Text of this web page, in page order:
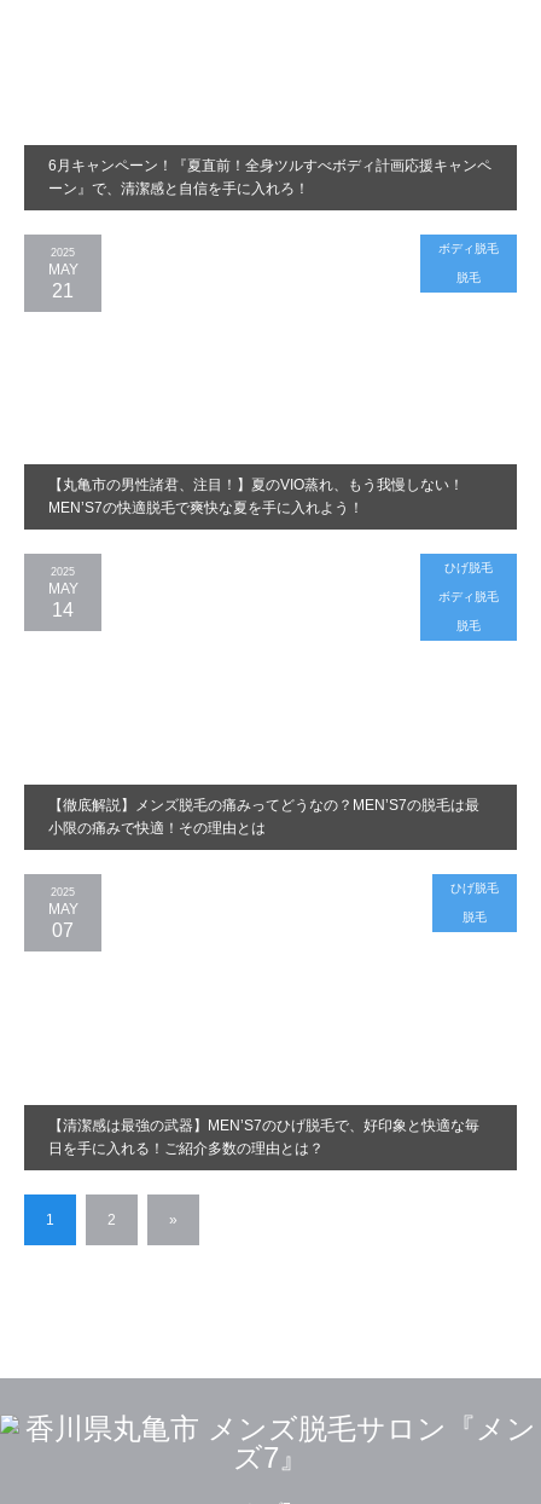
6月キャンペーン！『夏直前！全身ツルすべボディ計画応援キャンペ
ーン』で、清潔感と自信を手に入れろ！
【丸亀市の男性諸君、注目！】夏のVIO蒸れ、もう我慢しない！
MEN’S7の快適脱毛で爽快な夏を手に入れよう！
2025
MAY
21
ボディ脱毛
脱毛
【徹底解説】メンズ脱毛の痛みってどうなの？MEN’S7の脱毛は最
小限の痛みで快適！その理由とは
2025
MAY
14
ひげ脱毛
ボディ脱毛
脱毛
【清潔感は最強の武器】MEN’S7のひげ脱毛で、好印象と快適な毎
日を手に入れる！ご紹介多数の理由とは？
2025
MAY
07
ひげ脱毛
脱毛
1 2 »